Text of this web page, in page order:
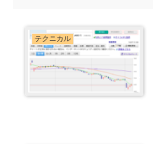
テクニカル